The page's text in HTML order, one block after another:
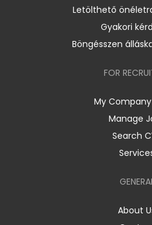
Letölthető
Gyakori
Böngésszen
FOR
My
Manage
Search
About